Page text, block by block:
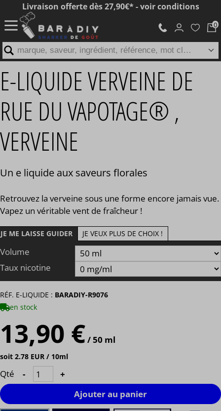
E-LIQUIDE VERVEINE DE
RUE DU VAPOTAGE® ,
VERVEINE
Un e liquide aux saveurs florales
Retrouvez la verveine sous une forme encore jamais vue.
Vapez un véritable vent de fraîcheur !
JE ME LAISSE GUIDER JE VEUX PLUS DE CHOIX !
Volume
Taux nicotine
RÉF. E-LIQUIDE : BARADIY-R9076
en stock
13,90 €/ 50 ml
soit 2.78 EUR / 10ml
Qté -
+
Ajouter au panier
Livraison offerte dès 27,90€* - voir conditions
marque, saveur, ingrédient, référence, mot clé...